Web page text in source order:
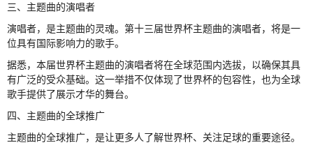
三、主题曲的演唱者
演唱者，是主题曲的灵魂。第十三届世界杯主题曲的演唱者，将是一
位具有国际影响力的歌手。
据悉，本届世界杯主题曲的演唱者将在全球范围内选拔，以确保其具
有广泛的受众基础。这一举措不仅体现了世界杯的包容性，也为全球
歌手提供了展示才华的舞台。
四、主题曲的全球推广
主题曲的全球推广，是让更多人了解世界杯、关注足球的重要途径。